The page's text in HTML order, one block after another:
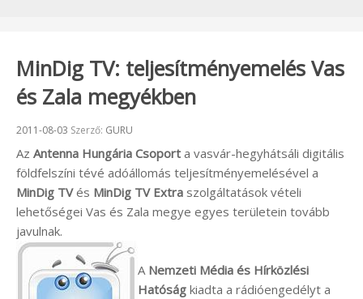
MinDig TV: teljesítményemelés Vas
és Zala megyékben
Beküldve:
2011-08-03 Szerző: GURU
Az Antenna Hungária Csoport a vasvár-hegyhátsáli digitális
földfelszíni tévé adóállomás teljesítményemelésével a
MinDig TVés MinDig TV Extra szolgáltatások vételi
lehetőségei Vas és Zala megye egyes területein tovább
javulnak.
A Nemzeti Média és Hírközlési
Hatóság kiadta a rádióengedélyt a